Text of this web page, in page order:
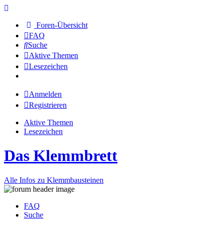
Foren-Übersicht
FAQ
Suche
Aktive Themen
Lesezeichen
Anmelden
Registrieren
Aktive Themen
Lesezeichen
Das Klemmbrett
Alle Infos zu Klemmbausteinen
FAQ
Suche